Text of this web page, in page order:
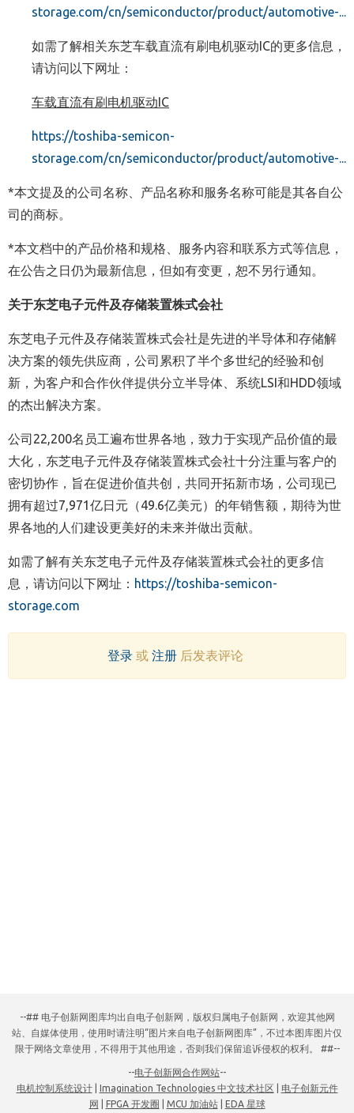
storage.com/cn/semiconductor/product/automotive-...
如需了解相关东芝车载直流有刷电机驱动IC的更多信息，
请访问以下网址：
车载直流有刷电机驱动IC
https://toshiba-semicon-
storage.com/cn/semiconductor/product/automotive-...
*本文提及的公司名称、产品名称和服务名称可能是其各自公
司的商标。
*本文档中的产品价格和规格、服务内容和联系方式等信息，
在公告之日仍为最新信息，但如有变更，恕不另行通知。
关于东芝电子元件及存储装置株式会社
东芝电子元件及存储装置株式会社是先进的半导体和存储解
决方案的领先供应商，公司累积了半个多世纪的经验和创
新，为客户和合作伙伴提供分立半导体、系统LSI和HDD领域
的杰出解决方案。
公司22,200名员工遍布世界各地，致力于实现产品价值的最
大化，东芝电子元件及存储装置株式会社十分注重与客户的
密切协作，旨在促进价值共创，共同开拓新市场，公司现已
拥有超过7,971亿日元（49.6亿美元）的年销售额，期待为世
界各地的人们建设更美好的未来并做出贡献。
如需了解有关东芝电子元件及存储装置株式会社的更多信
息，请访问以下网址： https://toshiba-semicon-
storage.com
登录或 注册后发表评论
--## 电子创新网图库均出自电子创新网，版权归属电子创新网，欢迎其他网
站、自媒体使用，使用时请注明“图片来自电子创新网图库”，不过本图库图片仅
限于网络文章使用，不得用于其他用途，否则我们保留追诉侵权的权利。 ##--
--电子创新网合作网站--
电机控制系统设计| Imagination Technologies 中文技术社区
电子创新元件
网
FPGA 开发圈 MCU 加油站| EDA 星球